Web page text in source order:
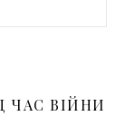
ЧАС ВІЙНИ